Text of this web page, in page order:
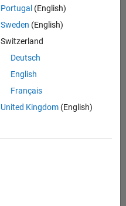
Portugal (English)
Sweden (English)
Switzerland
Deutsch
English
Français
United Kingdom(English)